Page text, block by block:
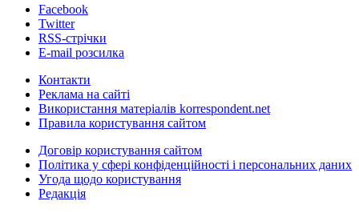
Facebook
Twitter
RSS-стрічки
E-mail розсилка
Контакти
Реклама на сайті
Використання матеріалів korrespondent.net
Правила користування сайтом
Договір користування сайтом
Політика у сфері конфіденційності і персональних даних
Угода щодо користування
Редакція